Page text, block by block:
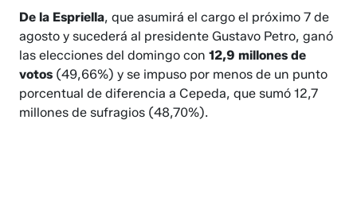
De la Espriella, que asumirá el cargo el próximo 7 de
agosto y sucederá al presidente Gustavo Petro, ganó
las elecciones del domingo con 12,9 millones de
votos (49,66%) y se impuso por menos de un punto
porcentual de diferencia a Cepeda, que sumó 12,7
millones de sufragios (48,70%).